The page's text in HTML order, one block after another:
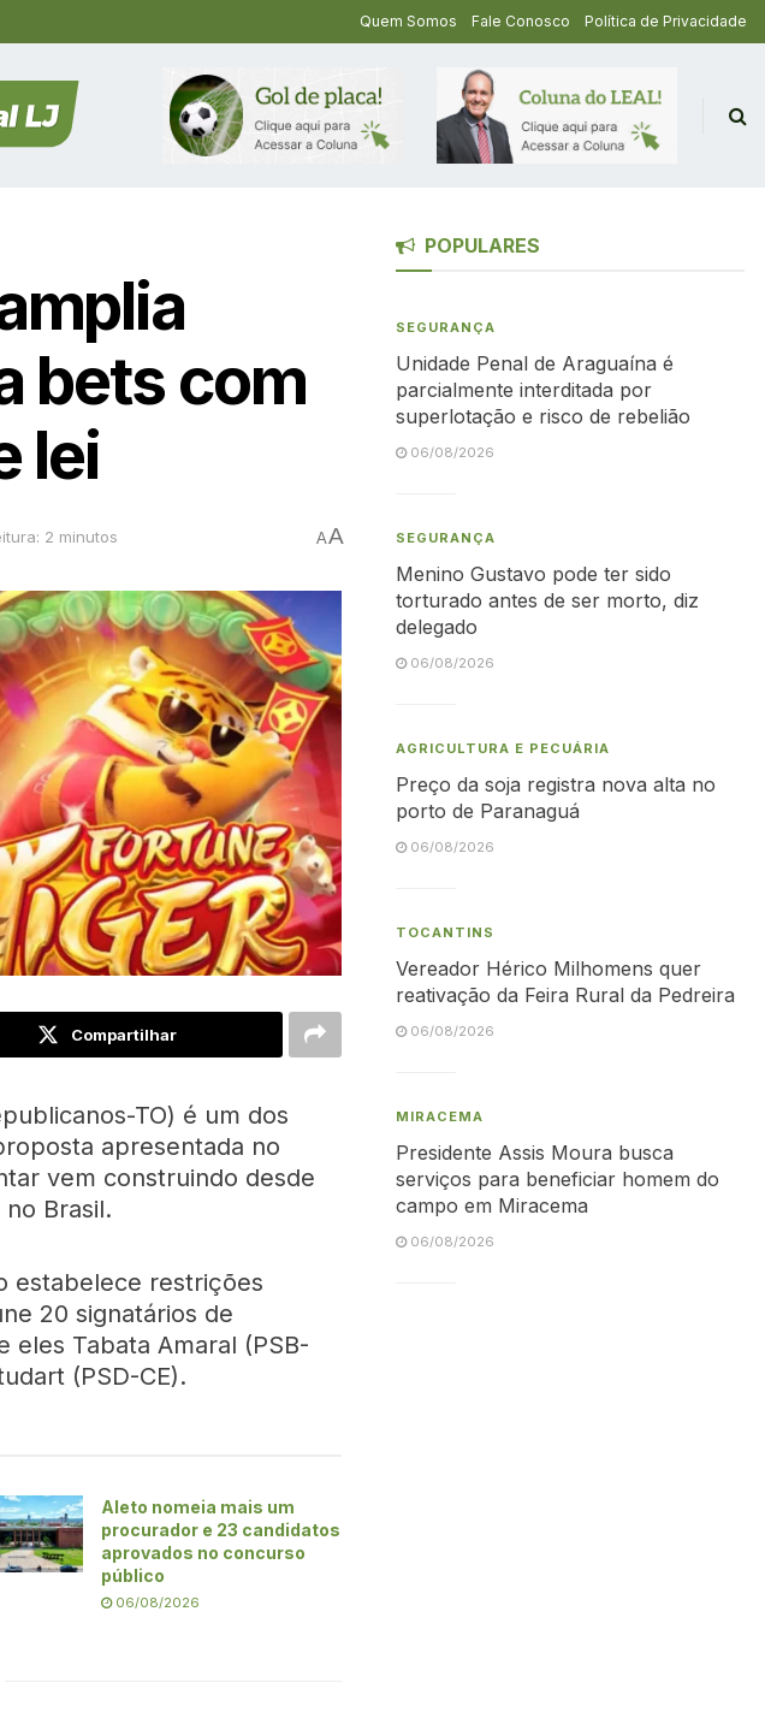
Quem Somos Fale Conosco Política de Privacidade
bets com
lei
2 minutos AA
Compartilhar
TO) é um dos
apresentada no
vem construindo desde
Brasil.
estabelece restrições
20 signatários de
Tabata Amaral (PSB-
(PSD-CE).
Aleto nomeia mais um
procurador e 23 candidatos
aprovados no concurso
público
06/08/2026
POPULARES
SEGURANÇA
Unidade Penal de Araguaína é
parcialmente interditada por
superlotação e risco de rebelião
06/08/2026
SEGURANÇA
Menino Gustavo pode ter sido
torturado antes de ser morto, diz
delegado
06/08/2026
AGRICULTURA E PECUÁRIA
Preço da soja registra nova alta no
porto de Paranaguá
06/08/2026
TOCANTINS
Vereador Hérico Milhomens quer
reativação da Feira Rural da Pedreira
06/08/2026
MIRACEMA
Presidente Assis Moura busca
serviços para beneficiar homem do
campo em Miracema
06/08/2026